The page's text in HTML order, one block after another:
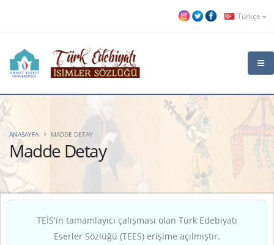
Türkçe
Madde Detay
ANASAYFA MADDE DETAY
TEİS'in tamamlayıcı çalışması olan Türk Edebiyatı
Eserler Sözlüğü (TEES) erişime açılmıştır.